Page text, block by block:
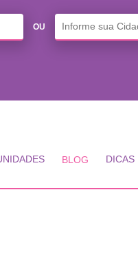
OU
BLOG DICAS